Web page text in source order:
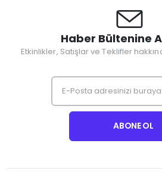
Haber Bültenine
Etkinlikler, Satışlar ve Teklifler